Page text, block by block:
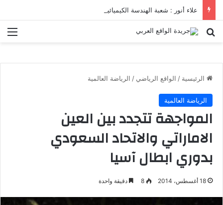
بحث عن
الرئيسية / الواقع الرياضي / الرياضة العالمية
الرياضة العالمية
المواجهة تتجدد بين العين
الاماراتي والاتحاد السعودي
بدوري ابطال آسيا
18 أغسطس، 2014 8 دقيقة واحدة